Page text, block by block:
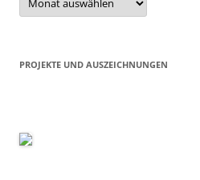
PROJEKTE UND AUSZEICHNUNGEN